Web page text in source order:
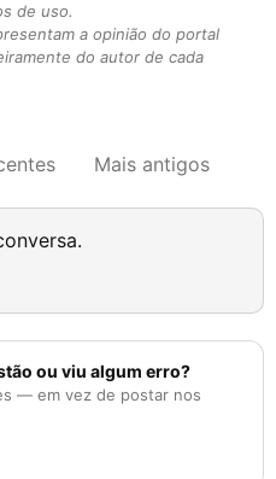
de uso.
a opinião do portal
do autor de cada
Mais antigos
ou viu algum erro?
— em vez de postar nos